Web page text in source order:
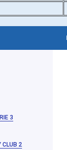
3
CLUB 2